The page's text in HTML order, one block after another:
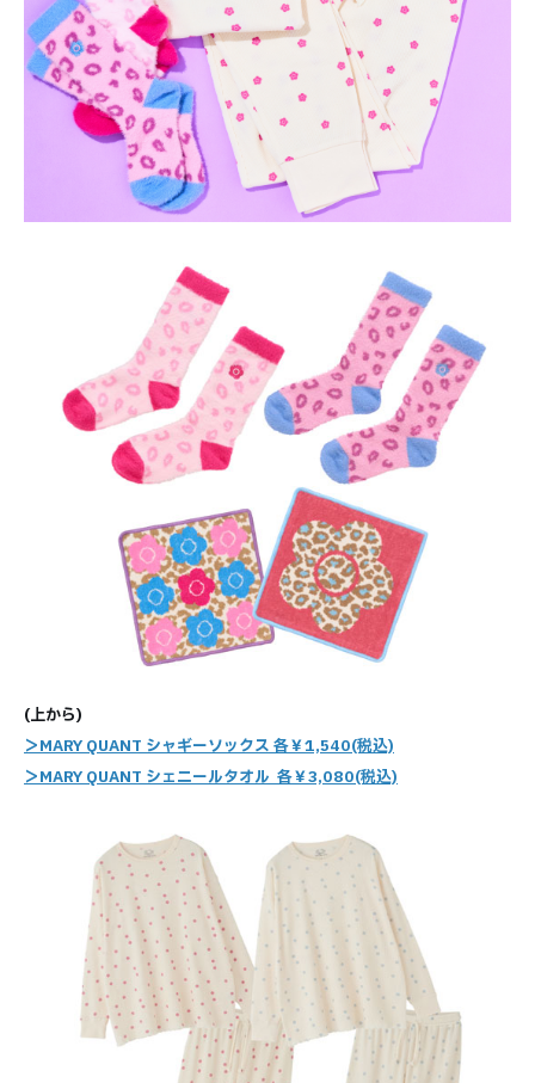
(上から)
＞MARY QUANT シャギーソックス 各￥1,540(税込)
＞MARY QUANT シェニールタオル 各￥3,080(税込)